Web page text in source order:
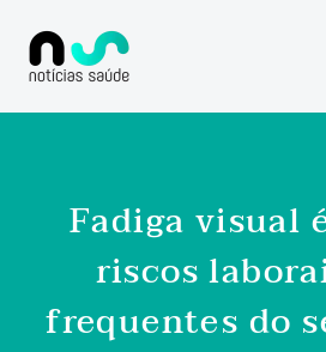
Fadiga visual
riscos
frequentes do